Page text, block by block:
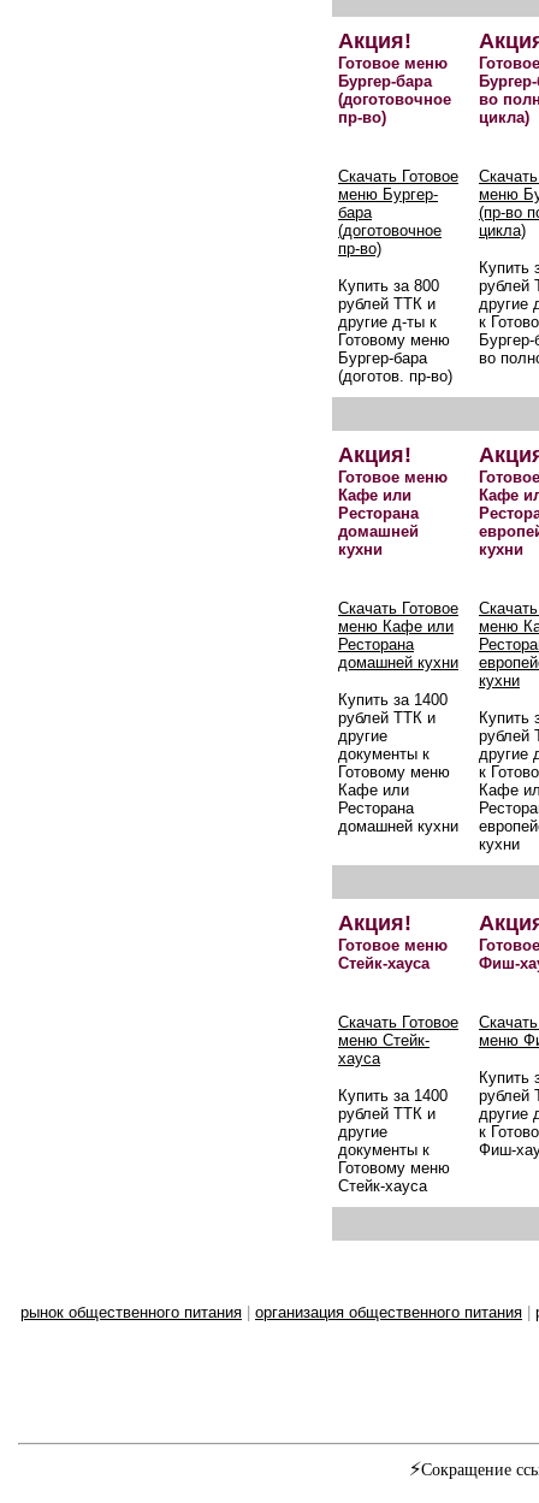
Акция!
Готовое меню
Бургер-бара
(доготовочное
пр-во)
во
цикла)
Скачать Готовое
меню Бургер-
бара
(доготовочное
пр-во)
Купить за 800
рублей ТТК и
другие д-ты к
Готовому меню
Бургер-бара
(доготов. пр-во)
меню
(пр-во
цикла)
Купить
рублей
другие
к
во
Акция!
Готовое меню
Кафе или
Ресторана
домашней
кухни
Кафе
кухни
Скачать Готовое
меню Кафе или
Ресторана
домашней кухни
Купить за 1400
рублей ТТК и
другие
документы к
Готовому меню
Кафе или
Ресторана
домашней кухни
меню
кухни
Купить
рублей
другие
к
Кафе
кухни
Акция!
Готовое меню
Стейк-хауса
Фиш-
Скачать Готовое
меню Стейк-
хауса
Купить за 1400
рублей ТТК и
другие
документы к
Готовому меню
Стейк-хауса
меню
Купить
рублей
другие
к
Фиш-
рынок общественного питания организация общественного питания
⚡Сокращение